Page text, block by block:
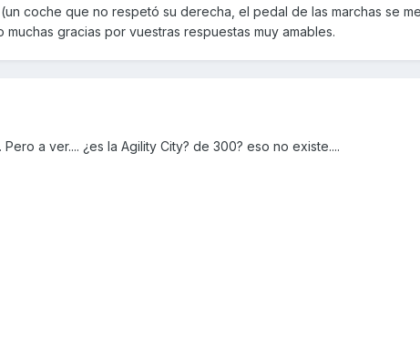
coche que no respetó su derecha, el pedal de las marchas se
gracias por vuestras respuestas muy amables.
a ver.... ¿es la Agility City? de 300? eso no existe....